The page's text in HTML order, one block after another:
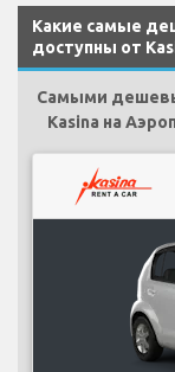
Какие самые
доступны от
Самыми
Kasina на